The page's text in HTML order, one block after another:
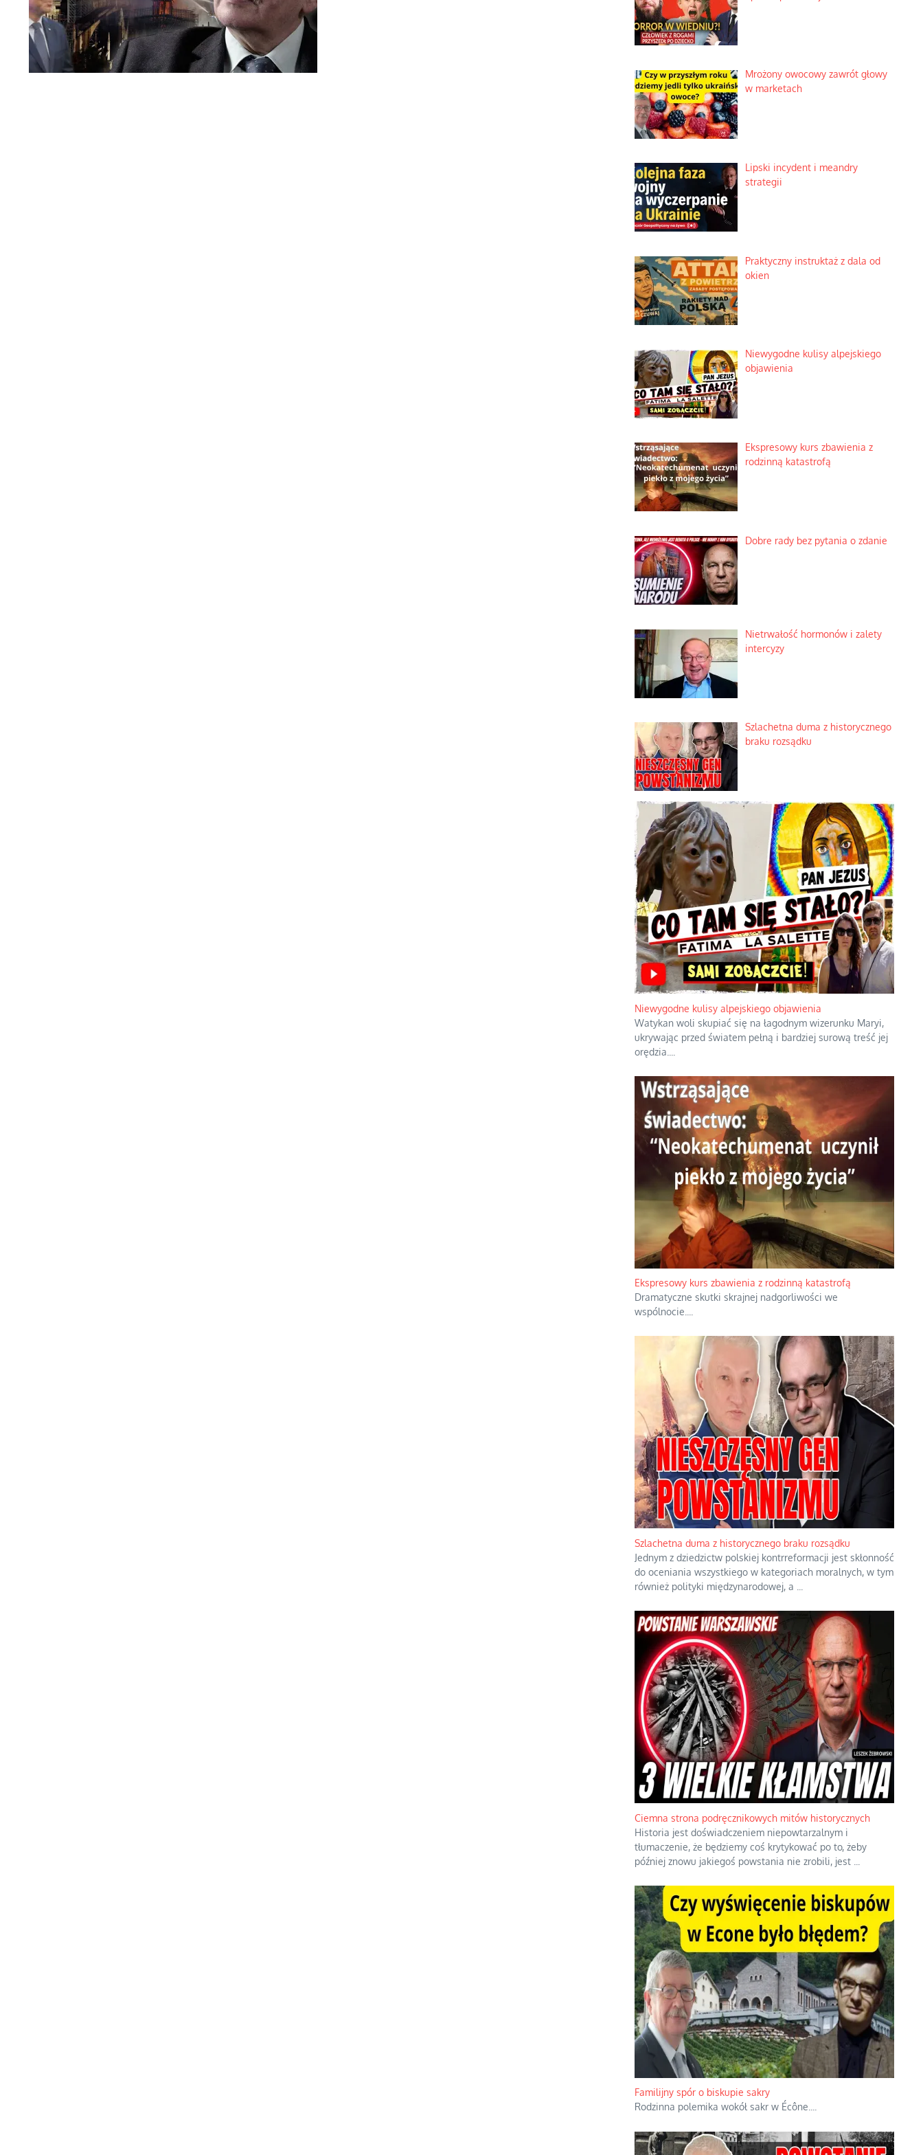
Mrożony owocowy zawrót głowy
w marketach
Lipski incydent i meandry
strategii
Praktyczny instruktaż z dala od
okien
Niewygodne kulisy alpejskiego
objawienia
Ekspresowy kurs zbawienia z
rodzinną katastrofą
Dobre rady bez pytania o zdanie
Nietrwałość hormonów i zalety
intercyzy
Szlachetna duma z historycznego
braku rozsądku
Niewygodne kulisy alpejskiego objawienia
Watykan woli skupiać się na łagodnym wizerunku Maryi,
ukrywając przed światem pełną i bardziej surową treść jej
orędzia.
Ekspresowy kurs zbawienia z rodzinną katastrofą
Dramatyczne skutki skrajnej nadgorliwości we
wspólnocie.
Szlachetna duma z historycznego braku rozsądku
Jednym z dziedzictw polskiej kontrreformacji jest skłonność
do oceniania wszystkiego w kategoriach moralnych, w tym
również polityki międzynarodowej, a
Ciemna strona podręcznikowych mitów historycznych
Historia jest doświadczeniem niepowtarzalnym i
tłumaczenie, że będziemy coś krytykować po to, żeby
później znowu jakiegoś powstania nie zrobili, jest
Familijny spór o biskupie sakry
Rodzinna polemika wokół sakr w Écône.